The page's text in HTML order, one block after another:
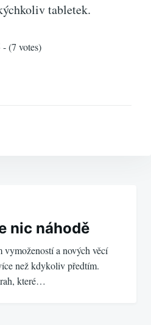
tabletek.
- (7 votes)
nic náhodě
vymožeností a nových věcí
než kdykoliv předtím.
které…